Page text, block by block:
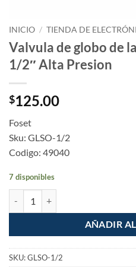
INICIO / TIENDA DE
Valvula de globo de
1/2″ Alta Presion
$125.00
Foset
Sku: GLSO-1/2
Codigo: 49040
7 disponibles
AÑADIR
SKU:GLSO-1/2